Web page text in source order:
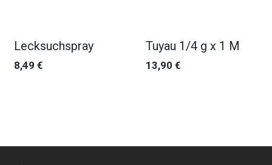
Lecksuchspray
8,49 €
Tuyau 1/4 g x 1 M
13,90 €